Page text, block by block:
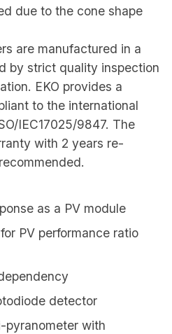
due to the cone shape
are manufactured in a
by strict quality inspection
EKO provides a
to the international
IEC17025/9847. The
with 2 years re-
as a PV module
PV performance ratio
detector
pyranometer with